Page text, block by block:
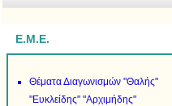
Ε.Μ.Ε.
Θέματα Διαγωνισμών "Θαλής"
"Ευκλείδης" "Αρχιμήδης"